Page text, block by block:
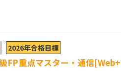
2026年合格目標
FP重点マスター・通信